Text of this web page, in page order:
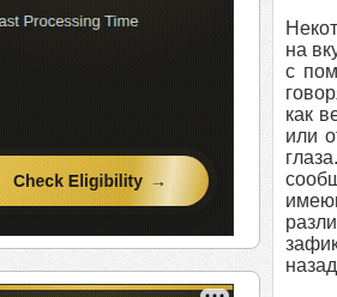
на
с
как
или